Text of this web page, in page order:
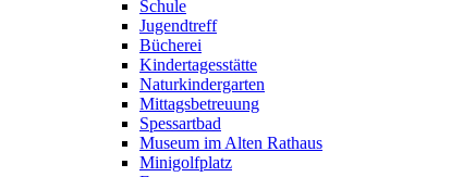
Schule
Jugendtreff
Bücherei
Kindertagesstätte
Naturkindergarten
Mittagsbetreuung
Spessartbad
Museum im Alten Rathaus
Minigolfplatz